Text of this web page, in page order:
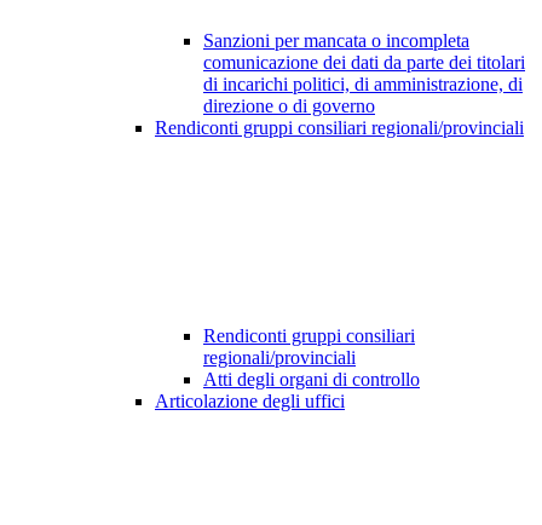
Sanzioni per mancata o incompleta
comunicazione dei dati da parte dei titolari
di incarichi politici, di amministrazione, di
direzione o di governo
Rendiconti gruppi consiliari regionali/provinciali
Rendiconti gruppi consiliari
regionali/provinciali
Atti degli organi di controllo
Articolazione degli uffici